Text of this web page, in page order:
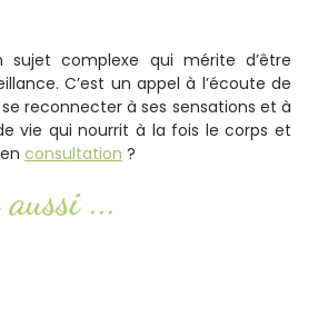
sujet complexe qui mérite d’être
C’est un appel à l’écoute de
reconnecter à ses sensations et à
vie qui nourrit à la fois le corps et
consultation ?
...